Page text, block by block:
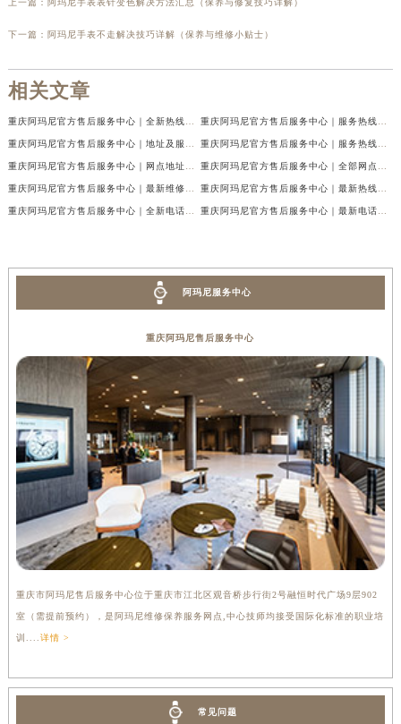
上一篇： 阿玛尼手表表针变色解决方法汇总（保养与修复技巧详解）
下一篇： 阿玛尼手表不走解决技巧详解（保养与维修小贴士）
相关文章
重庆阿玛尼官方售后服务中心｜全新热线及维修地址权威信息公示（2026年7月最新） 重庆阿玛尼官方售后服务中心｜服务热线及门店地址权威信息公示（2026年7月最新）
重庆阿玛尼官方售后服务中心｜地址及服务电话权威信息公示（2026年7月最新） 重庆阿玛尼官方售后服务中心｜服务热线与门店详细地址权威信息公示（2026年7月最新）
重庆阿玛尼官方售后服务中心｜网点地址与热线权威信息公示（2026年7月最新） 重庆阿玛尼官方售后服务中心｜全部网点地址电话权威信息公示（2026年7月最新）
重庆阿玛尼官方售后服务中心｜最新维修地址及官方电话权威信息公示（2026年7月最新） 重庆阿玛尼官方售后服务中心｜最新热线电话与地址权威信息公示（2026年7月最新）
重庆阿玛尼官方售后服务中心｜全新电话和网点地址权威信息公示（2026年7月最新） 重庆阿玛尼官方售后服务中心｜最新电话和维修地址权威信息公示（2026年7月最新）
阿玛尼服务中心
重庆阿玛尼售后服务中心
重庆市阿玛尼售后服务中心位于重庆市江北区观音桥步行街2号融恒时代广场9层902
室（需提前预约），是阿玛尼维修保养服务网点,中心技师均接受国际化标准的职业培
训.... 详情 >
常见问题